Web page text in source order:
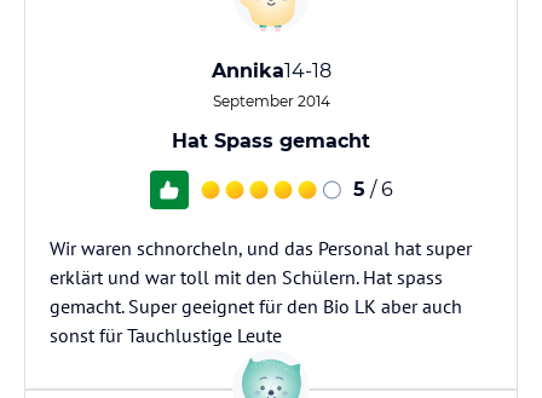
Annika14-18
September 2014
Hat Spass gemacht
5 / 6
Wir waren schnorcheln, und das Personal hat super
erklärt und war toll mit den Schülern. Hat spass
gemacht. Super geeignet für den Bio LK aber auch
sonst für Tauchlustige Leute